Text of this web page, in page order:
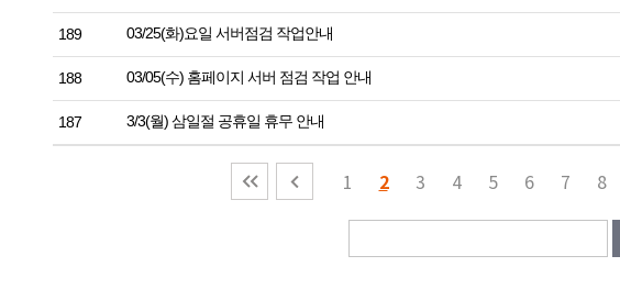
189 03/25(화)요일 서버점검 작업안내
188 03/05(수) 홈페이지 서버 점검 작업 안내
187 3/3(월) 삼일절 공휴일 휴무 안내
1 2 3 4 5 6 7 8